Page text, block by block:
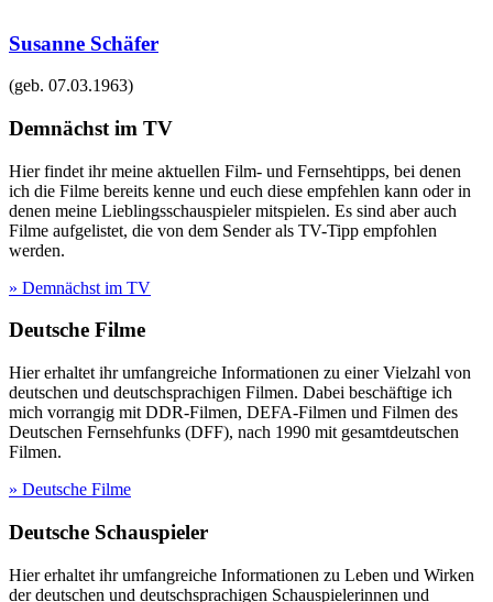
Susanne Schäfer
(geb. 07.03.1963)
Demnächst im TV
Hier findet ihr meine aktuellen Film- und Fernsehtipps, bei denen
ich die Filme bereits kenne und euch diese empfehlen kann oder in
denen meine Lieblingsschauspieler mitspielen. Es sind aber auch
Filme aufgelistet, die von dem Sender als TV-Tipp empfohlen
werden.
» Demnächst im TV
Deutsche Filme
Hier erhaltet ihr umfangreiche Informationen zu einer Vielzahl von
deutschen und deutschsprachigen Filmen. Dabei beschäftige ich
mich vorrangig mit DDR-Filmen, DEFA-Filmen und Filmen des
Deutschen Fernsehfunks (DFF), nach 1990 mit gesamtdeutschen
Filmen.
» Deutsche Filme
Deutsche Schauspieler
Hier erhaltet ihr umfangreiche Informationen zu Leben und Wirken
der deutschen und deutschsprachigen Schauspielerinnen und